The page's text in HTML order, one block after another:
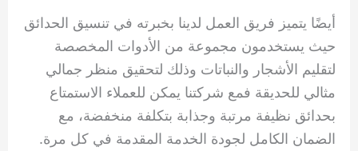
أيضًا يتميز فريق العمل لدينا بخبرته في تنسيق الحدائق
حيث يستخدمون مجموعة من الأدوات المخصصة
لتقليم الأشجار والنباتات وذلك لتحقيق منظر جمالي
مثالي للحديقة فمع شركتنا يمكن للعملاء الاستمتاع
بحدائق نظيفة مرتبة وجذابة بتكلفة منخفضة، مع
الضمان الكامل لجودة الخدمة المقدمة في كل مرة.